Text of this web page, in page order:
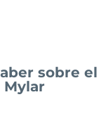
sobre el